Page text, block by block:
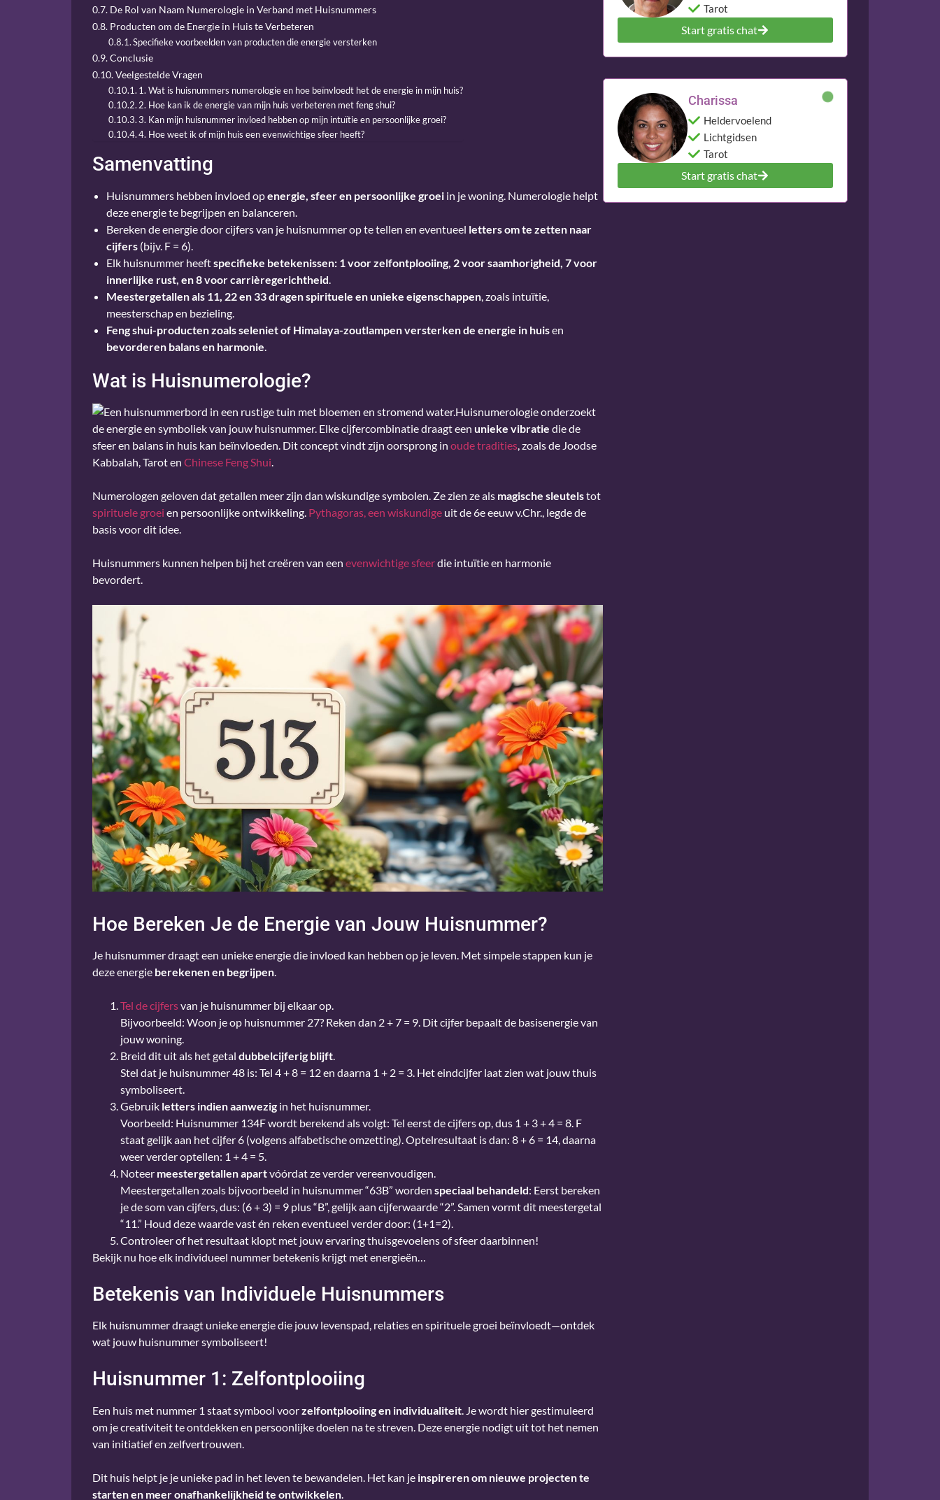
De Rol van Naam Numerologie in Verband met Huisnummers
Producten om de Energie in Huis te Verbeteren
Specifieke voorbeelden van producten die energie versterken
Conclusie
Veelgestelde Vragen
1. Wat is huisnummers numerologie en hoe beïnvloedt het de energie in mijn huis?
2. Hoe kan ik de energie van mijn huis verbeteren met feng shui?
3. Kan mijn huisnummer invloed hebben op mijn intuïtie en persoonlijke groei?
4. Hoe weet ik of mijn huis een evenwichtige sfeer heeft?
Samenvatting
Huisnummers hebben invloed openergie, sfeer en persoonlijke groei in je woning. Numerologie helpt
deze energie te begrijpen en balanceren.
Bereken de energie door cijfers van je huisnummer op te tellen en eventueel letters om te zetten naar
cijfers (bijv. F = 6).
Elk huisnummer heeftspecifieke betekenissen: 1 voor zelfontplooiing, 2 voor saamhorigheid, 7 voor
innerlijke rust, en 8 voor carrièregerichtheid
Meestergetallen als 11, 22 en 33 dragen spirituele en unieke eigenschappen , zoals intuïtie,
meesterschap en bezieling.
Feng shui-producten zoals seleniet of Himalaya-zoutlampenversterken de energie in huisen
bevorderen balans en harmonie
Wat is Huisnumerologie?
Huisnumerologie onderzoekt
de energie en symboliek van jouw huisnummer. Elke cijfercombinatie draagt een unieke vibratie die de
sfeer en balans in huis kan beïnvloeden. Dit concept vindt zijn oorsprong in oude tradities , zoals de Joodse
Kabbalah, Tarot en Chinese Feng Shui
Numerologen geloven dat getallen meer zijn dan wiskundige symbolen. Ze zien ze als magische sleutelstot
spirituele groei en persoonlijke ontwikkeling. Pythagoras, een wiskundige uit de 6e eeuw v.Chr., legde de
basis voor dit idee.
Huisnummers kunnen helpen bij het creëren van een evenwichtige sfeerdie intuïtie en harmonie
bevordert.
Hoe Bereken Je de Energie van Jouw Huisnummer?
Je huisnummer draagt een unieke energie die invloed kan hebben op je leven. Met simpele stappen kun je
deze energie berekenen en begrijpen.
Tel de cijfersvan je huisnummer bij elkaar op.
Bijvoorbeeld: Woon je op huisnummer 27? Reken dan 2 + 7 = 9. Dit cijfer bepaalt de basisenergie van
jouw woning.
Breid dit uit als het getal dubbelcijferig blijft.
Stel dat je huisnummer 48 is: Tel 4 + 8 = 12 en daarna 1 + 2 = 3. Het eindcijfer laat zien wat jouw thuis
symboliseert.
Gebruik letters indien aanwezig in het huisnummer.
Voorbeeld: Huisnummer 134F wordt berekend als volgt: Tel eerst de cijfers op, dus 1 + 3 + 4 = 8. F
staat gelijk aan het cijfer 6 (volgens alfabetische omzetting). Optelresultaat is dan: 8 + 6 = 14, daarna
weer verder optellen: 1 + 4 = 5.
Noteer meestergetallen apartvóórdat ze verder vereenvoudigen.
Meestergetallen zoals bijvoorbeeld in huisnummer “63B” worden speciaal behandeld: Eerst bereken
je de som van cijfers, dus: (6 + 3) = 9 plus “B”, gelijk aan cijferwaarde “2”. Samen vormt dit meestergetal
“11.” Houd deze waarde vast én reken eventueel verder door: (1+1=2).
Controleer of het resultaat klopt met jouw ervaring thuisgevoelens of sfeer daarbinnen!
Bekijk nu hoe elk individueel nummer betekenis krijgt met energieën…
Betekenis van Individuele Huisnummers
Elk huisnummer draagt unieke energie die jouw levenspad, relaties en spirituele groei beïnvloedt—ontdek
wat jouw huisnummer symboliseert!
Huisnummer 1: Zelfontplooiing
Een huis met nummer 1 staat symbool voorzelfontplooiing en individualiteit. Je wordt hier gestimuleerd
om je creativiteit te ontdekken en persoonlijke doelen na te streven. Deze energie nodigt uit tot het nemen
van initiatief en zelfvertrouwen.
Dit huis helpt je je unieke pad in het leven te bewandelen. Het kan je inspireren om nieuwe projecten te
starten en meer onafhankelijkheid te ontwikkelen.
Tarot
Start gratis chat
Charissa
Heldervoelend
Lichtgidsen
Tarot
Start gratis chat